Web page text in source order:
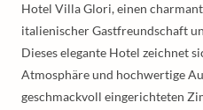
Hotel Villa Glori, einen
italienischer Gastfreundschaft
Dieses elegante Hotel zeichnet
Atmosphäre und hochwertige
geschmackvoll eingerichteten